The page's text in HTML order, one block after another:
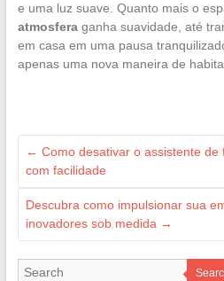
e uma luz suave. Quanto mais o
atmosferaganha suavidade, até
em casa em uma pausa
apenas uma nova maneira de
← Como desativar o assistente de
com facilidade
Descubra como impulsionar sua
inovadores sob medida →